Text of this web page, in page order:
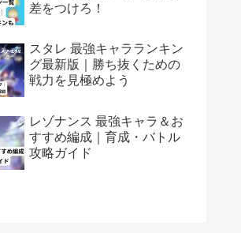
差をつけろ！
スタレ 最強キャラランキン
グ最新版｜勝ち抜くための
戦力を見極めよう
レゾナンス 最強キャラ＆お
すすめ編成｜育成・バトル
攻略ガイド